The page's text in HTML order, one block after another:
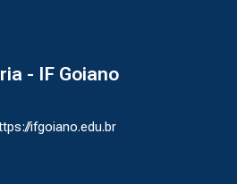
- IF Goiano
ifgoiano.edu.br